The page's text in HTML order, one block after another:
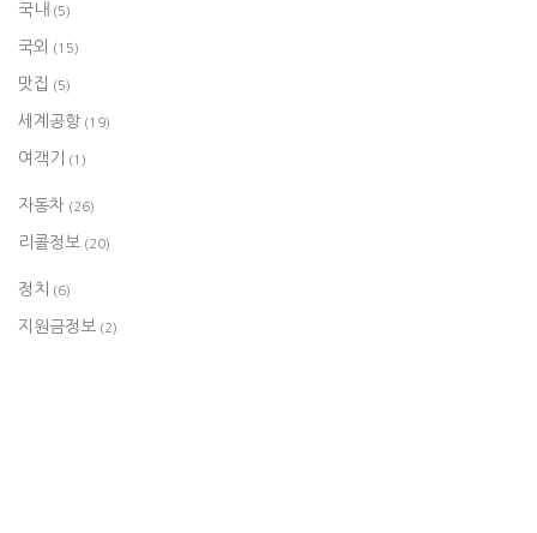
국내 (5)
국외 (15)
맛집 (5)
세계공항 (19)
여객기 (1)
자동차 (26)
리콜정보 (20)
정치 (6)
지원금정보 (2)